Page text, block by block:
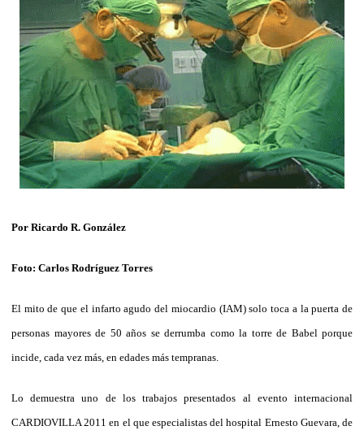
Por Ricardo R. González
Foto: Carlos Rodríguez Torres
El mito de que el infarto agudo del miocardio (IAM) solo toca a la puerta de
personas mayores de 50 años se derrumba como la torre de Babel porque
incide, cada vez más, en edades más tempranas.
Lo demuestra uno de los trabajos presentados al evento internacional
CARDIOVILLA 2011 en el que especialistas del hospital Ernesto Guevara, de